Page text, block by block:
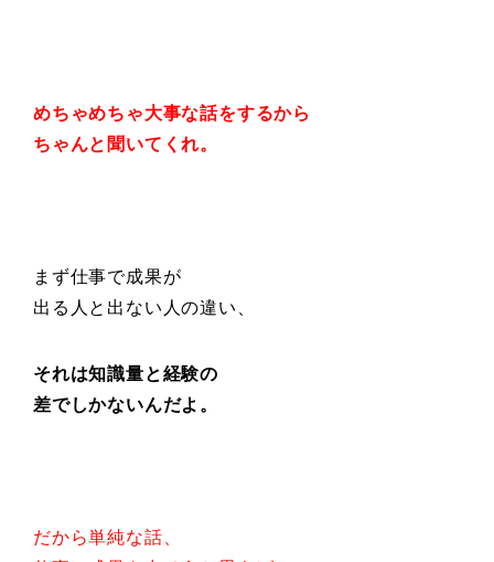
めちゃめちゃ大事な話をするから
ちゃんと聞いてくれ。
まず仕事で成果が
出る人と出ない人の違い、
それは知識量と経験の
差でしかないんだよ。
だから単純な話、